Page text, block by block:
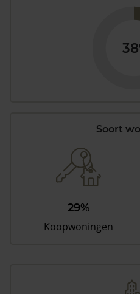
Soort
29%
Koopwoningen